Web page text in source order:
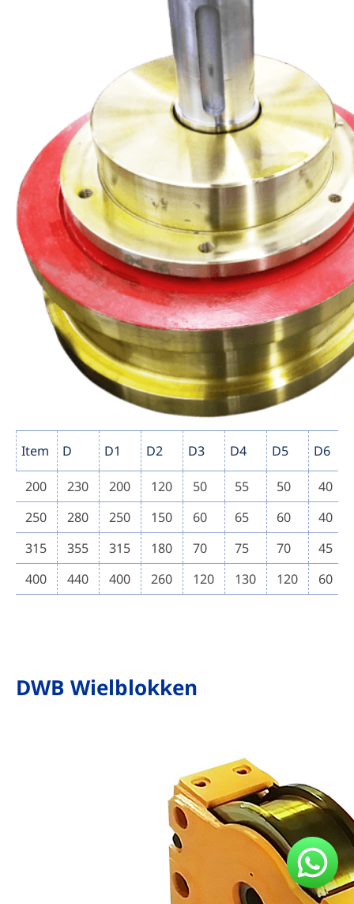
Item D D1 D2 D3 D4 D5 D6
200 230 200 120 50 55 50 40
250
280 250 150 60 65 60 40
315
355 315 180 70 75 70 45
400
440 400 260 120 130 120 60
DWB Wielblokken